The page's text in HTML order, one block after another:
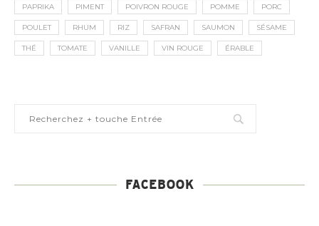
PAPRIKA PIMENT POIVRON ROUGE POMME PORC
POULET RHUM RIZ SAFRAN SAUMON SÉSAME
THÉ TOMATE VANILLE VIN ROUGE ÉRABLE
FACEBOOK